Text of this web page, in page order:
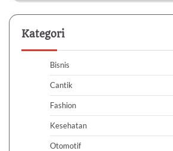
Kategori
Bisnis
Cantik
Fashion
Kesehatan
Otomotif